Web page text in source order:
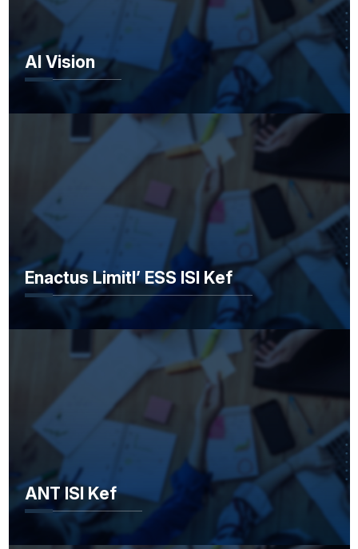
AI Vision
Enactus Limitl’ ESS ISI Kef
Enactus Limitl’ ESS ISI Kef
ANT ISI Kef
ANT ISI Kef